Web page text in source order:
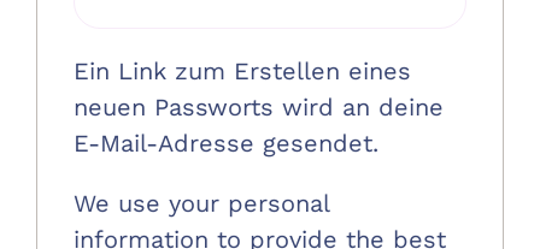
Ein Link zum Erstellen eines
neuen Passworts wird an deine
E-Mail-Adresse gesendet.
We use your personal
information to provide the best